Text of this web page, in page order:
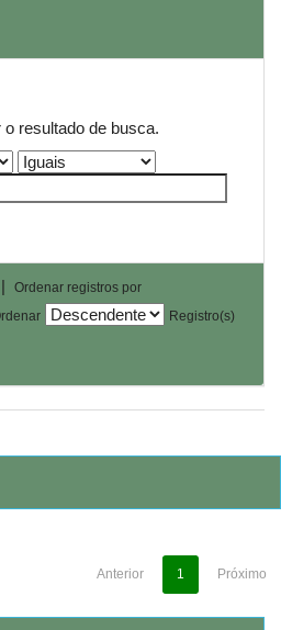
resultado de busca.
|
Ordenar registros por
Registro(s)
Anterior 1 Próximo